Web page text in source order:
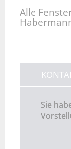
Alle
Sie